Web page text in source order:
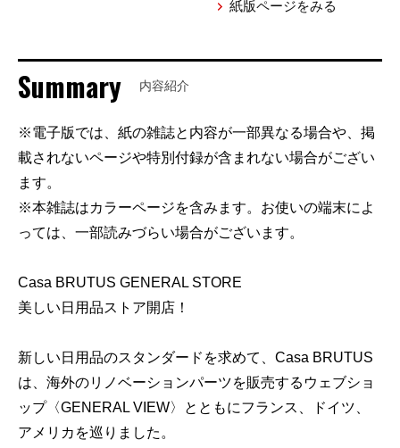
紙版ページをみる
Summary 内容紹介
※電子版では、紙の雑誌と内容が一部異なる場合や、掲
載されないページや特別付録が含まれない場合がござい
ます。
※本雑誌はカラーページを含みます。お使いの端末によ
っては、一部読みづらい場合がございます。
Casa BRUTUS GENERAL STORE
美しい日用品ストア開店！
新しい日用品のスタンダードを求めて、Casa BRUTUS
は、海外のリノベーションパーツを販売するウェブショ
ップ〈GENERAL VIEW〉とともにフランス、ドイツ、
アメリカを巡りました。